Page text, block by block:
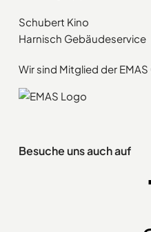
Schubert Kino
Harnisch Gebäudeservice
Wir sind Mitglied der
Besuche uns auch auf